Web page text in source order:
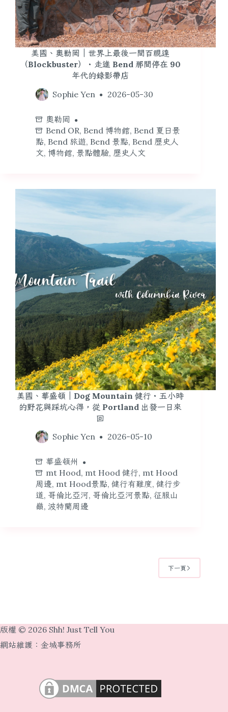
美國、奧勒岡｜世界上最後一間百視達
（Blockbuster）・走進 Bend 那間停在 90
年代的錄影帶店
Sophie Yen
2026-05-30
奧勒岡
Bend OR, Bend 博物館, Bend 夏日景
點, Bend 旅遊, Bend 景點, Bend 歷史人
文, 博物館, 景點體驗, 歷史人文
美國、華盛頓｜Dog Mountain 健行・五小時
的野花與踩坑心得，從 Portland 出發一日來
回
Sophie Yen
2026-05-10
華盛頓州
mt Hood, mt Hood 健行, mt Hood
周邊, mt Hood景點, 健行有難度, 健行步
道, 哥倫比亞河, 哥倫比亞河景點, 征服山
巔, 波特蘭周邊
下一頁
版權 © 2026 Shh! Just Tell You
網站維護： 金城事務所